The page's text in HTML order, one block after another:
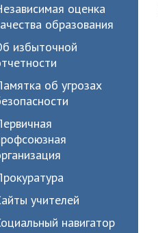
оценка
образования
избыточной
об угрозах
учителей
навигатор